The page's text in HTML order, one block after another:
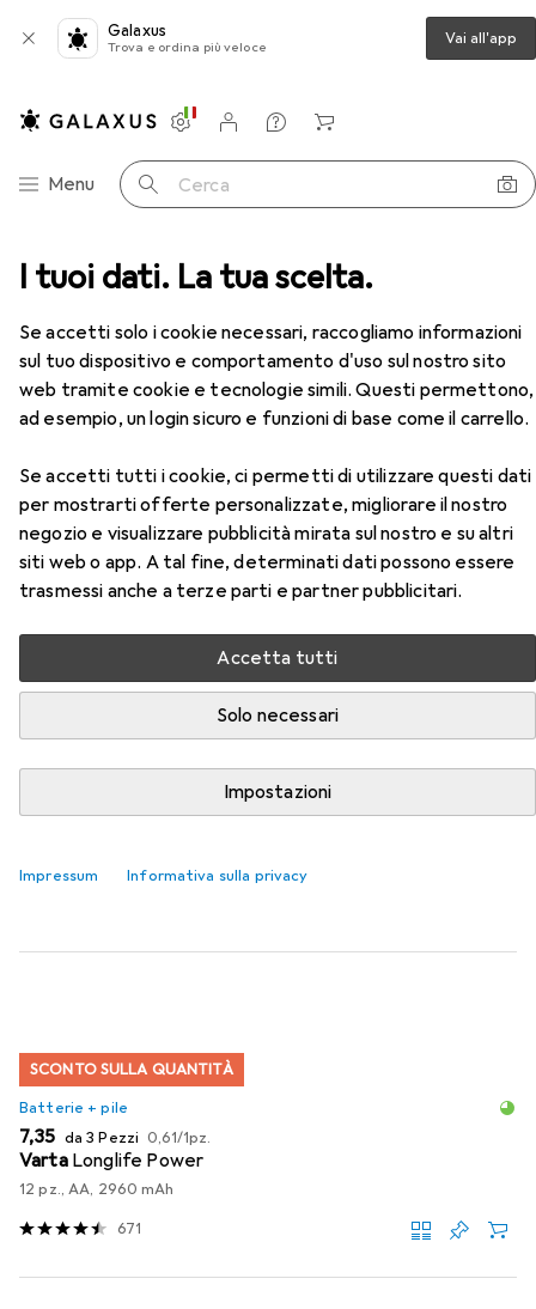
I tuoi dati. La tua scelta.
Se accetti solo i cookie necessari, raccogliamo informazioni
sul tuo dispositivo e comportamento d'uso sul nostro sito
web tramite cookie e tecnologie simili. Questi permettono,
ad esempio, un login sicuro e funzioni di base come il carrello.
Se accetti tutti i cookie, ci permetti di utilizzare questi dati
per mostrarti offerte personalizzate, migliorare il nostro
negozio e visualizzare pubblicità mirata sul nostro e su altri
siti web o app. A tal fine, determinati dati possono essere
trasmessi anche a terze parti e partner pubblicitari.
Accetta tutti
Solo necessari
Impostazioni
Impressum Informativa sulla privacy
Galaxus
Trova e ordina più veloce Vai all'app
Categoria Navigazione
Menu Cerca
Impostazioni
Conto cliente
Liste di confronto
Liste dei desideri
Carrello
Orologio da parete Karlsson Flip senza custodia
EUR
109,27 anziché 127,55
Flip senza custodia
Accessori per Karlsson Flip senza
custodia
Qui trovi accessori adatti per il prodotto Karlsson Flip
senza custodia della categoria Batterie + pile.
Rilevanza
Elenco dei prodotti
EUR
10,24 5,13/1pz.
SCONTO SULLA QUANTITÀ
Batterie + pile
EUR
7,35 da 3 Pezzi EUR
0,61/1pz.
Varta Longlife Power
12 pz., AA, 2960 mAh
671